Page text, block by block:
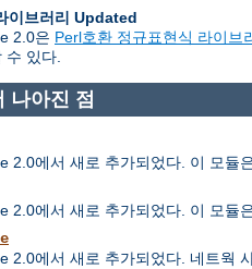
이브러리 Updated
2.0은 Perl호환 정규표현식 라이
수 있다.
나아진 점
2.0에서 새로 추가되었다. 이 모듈
2.0에서 새로 추가되었다. 이 모듈
2.0에서 새로 추가되었다. 네트웍